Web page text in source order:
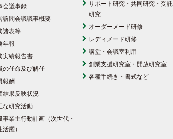
会議事録
諮問会議議事概要
諸表等
年報
実績報告書
の任命及び解任
報酬
結果反映状況
な研究活動
事業主行動計画（次世代・
活躍）
サポート研究・共同研究・受託
研究
オーダーメード研修
レディメード研修
講堂・会議室利用
創業支援研究室・開放研究室
各種手続き・書式など